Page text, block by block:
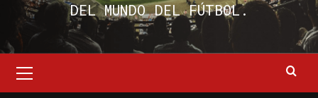
DEL MUNDO DEL FÚTBOL.
primario